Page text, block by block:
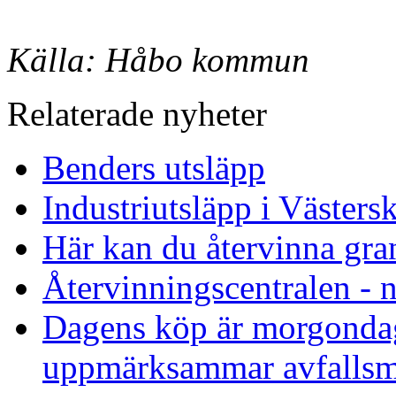
Källa: Håbo kommun
Relaterade nyheter
Benders utsläpp
Industriutsläpp i
Här kan du återvinna
Återvinningscentralen -
Dagens köp är
uppmärksammar